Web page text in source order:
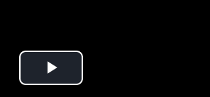
Play Video